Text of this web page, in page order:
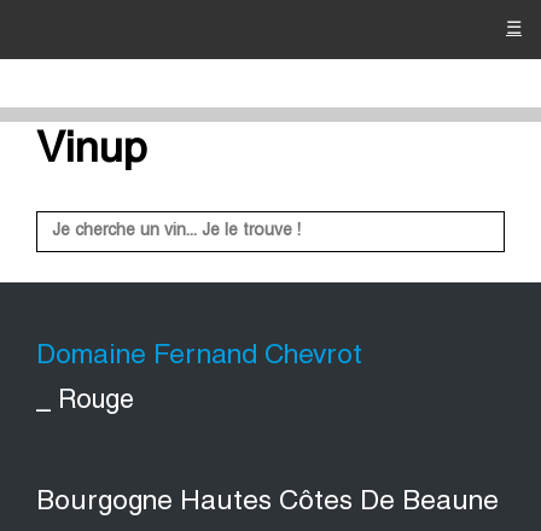
☰
Vinup
Domaine Fernand Chevrot
_ Rouge
Bourgogne Hautes Côtes De Beaune